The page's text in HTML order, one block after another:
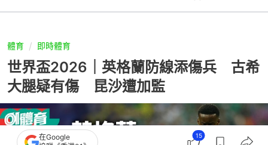
體育 即時體育
世界盃2026｜英格蘭防線添傷兵 古希
大腿疑有傷 昆沙遭加監
在Google
15